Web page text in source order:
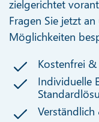
zielgerichtet
Fragen Sie jetzt
Möglichkeiten
Kostenfrei
Individuelle